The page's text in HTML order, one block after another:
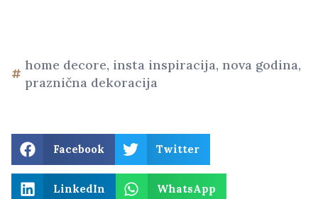
home decore, insta inspiracija, nova godina,
praznična dekoracija
Facebook Twitter
LinkedIn WhatsApp